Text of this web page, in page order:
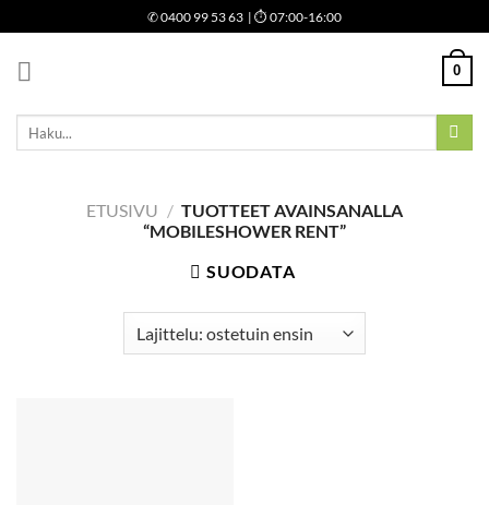
to
content
✆0400 99 53 63 | ⏱ 07:00-16:00
0
Etsi:
ETUSIVU / TUOTTEET AVAINSANALLA
“MOBILESHOWER RENT”
SUODATA